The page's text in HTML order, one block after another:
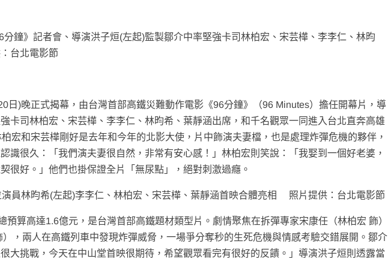
鐘》記者會、導演洪子烜(左起)監製鄒介中率堅強卡司林柏宏、宋芸樺、李李仁、林昀
台北電影節
日)晚正式揭幕，由台灣首部高鐵災難動作電影《96分鐘》（96 Minutes）擔任開幕片，導
卡司林柏宏、宋芸樺、李李仁、林昀希、葉靜涵出席，和千名觀眾一同進入台北直奔高雄
宏和宋芸樺剛好是去年和今年的北影大使，片中飾演夫妻檔，也是處理炸彈危機的夥伴，
識很久：「我們演夫妻很自然，非常有安心感！」林柏宏則笑說：「我娶到一個好老婆，
很好。」他們也掛保證全片「無尿點」，絕對刺激過癮。
員林昀希(左起)李李仁、林柏宏、宋芸樺、葉靜涵首映合體亮相 照片提供：台北電影節
預算高達1.6億元，是台灣首部高鐵題材類型片。劇情聚焦在拆彈專家宋康任（林柏宏 飾）
，兩人在高鐵列車中發現炸彈威脅，一場爭分奪秒的生死危機與情感考驗交錯展開。鄒介
大挑戰，今天在中山堂首映很期待，希望觀眾看完有很好的反饋。」導演洪子烜則透露當